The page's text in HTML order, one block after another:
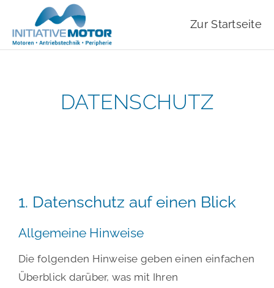
Inhalt
springen
Zur Startseite
DATENSCHUTZ
1. Datenschutz auf einen Blick
Allgemeine Hinweise
Die folgenden Hinweise geben einen einfachen
Überblick darüber, was mit Ihren